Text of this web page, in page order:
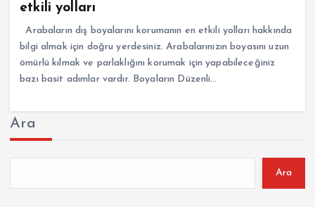
etkili yolları
Arabaların dış boyalarını korumanın en etkili yolları hakkında
bilgi almak için doğru yerdesiniz. Arabalarınızın boyasını uzun
ömürlü kılmak ve parlaklığını korumak için yapabileceğiniz
bazı basit adımlar vardır. Boyaların Düzenli…
Ara
Ara